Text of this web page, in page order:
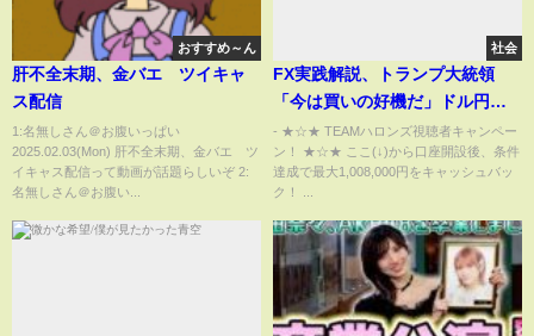
おすすめ～ん
肝不全末期、金バエ ツイキャ
ス配信
1:名無しさん＠お腹いっぱい
2025.02.03(Mon) 肝不全末期、金バエ ツ
イキャス配信って動画が話題らしいぞ 2:
名無しさん＠お腹い...
社会
FX実践解説、トランプ大統領
「今は買いの好機だ」ドル円燃
料注入完了（2025年4月9日)
- ★☆★ TEAMハロンズ視聴者キャンペー
ン！ ★☆★ ここ(↓)から口座開設後、条件
達成で最大1,008,000円をキャッシュバッ
ク！ ...